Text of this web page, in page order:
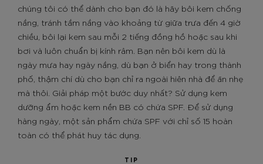
chúng tôi có thể dành cho bạn đó là hãy bôi kem chống
nắng, tránh tắm nắng vào khoảng từ giữa trưa đến 4 giờ
chiều, bôi lại kem sau mỗi 2 tiếng đồng hồ hoặc sau khi
bơi và luôn chuẩn bị kính râm. Bạn nên bôi kem dù là
ngày mưa hay ngày nắng, dù bạn ở biển hay trong thành
phố, thậm chí dù cho bạn chỉ ra ngoài hiên nhà để ăn nhẹ
mà thôi. Giải pháp một bước duy nhất? Sử dụng kem
dưỡng ẩm hoặc kem nền BB có chứa SPF. Để sử dụng
hàng ngày, một sản phẩm chứa SPF với chỉ số 15 hoàn
toàn có thể phát huy tác dụng.
TIP